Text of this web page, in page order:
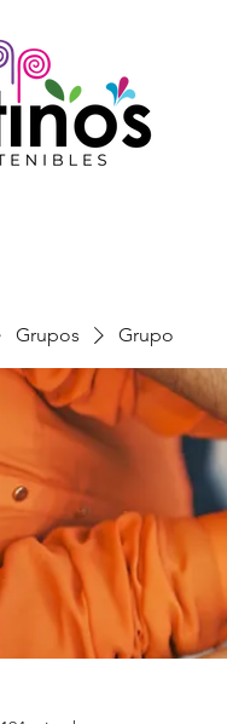
Grupos Grupo